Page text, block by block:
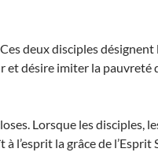
deux disciples désignent
et désire imiter la pauvreté
Lorsque les disciples,
l’esprit la grâce de l’Esprit